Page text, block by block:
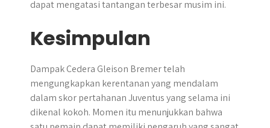
dapat mengatasi tantangan terbesar musim ini.
Kesimpulan
Dampak Cedera Gleison Bremer telah
mengungkapkan kerentanan yang mendalam
dalam skor pertahanan Juventus yang selama ini
dikenal kokoh. Momen itu menunjukkan bahwa